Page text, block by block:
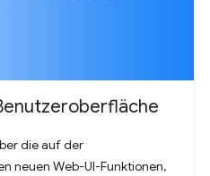
die auf der
neuen Web-UI-Funktionen,